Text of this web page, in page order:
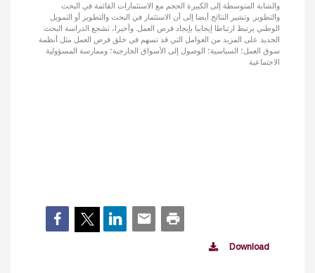
والشابة المتوسطة إلى الكبيرة الحجم مع الاستثمارات القائمة في البحث
والتطوير. وتشير النتائج أيضا إلى أن الاستثمار في البحث والتطوير أو التمويل
الوطني يرتبط ارتباطا إيجابيا بإيجاد فرص العمل. وأخيرا، تشجع الدراسة البحث
الجديد على المزيد من العوامل التي قد تسهم في خلق فرص العمل مثل أنظمة
سوق العمل؛ السياسية؛ الوصول إلى الأسواق الخارجية؛ وممارسة المسؤولية
الاجتماعية
Download